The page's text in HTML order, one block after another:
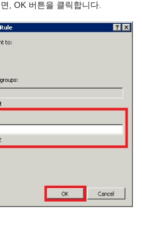
, OK 버튼을 클릭합니다.